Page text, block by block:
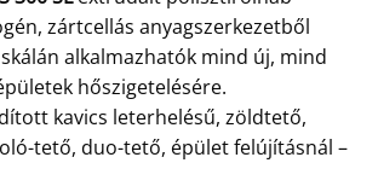
zártcellás anyagszerkezetből
alkalmazhatók mind új, mind
hőszigetelésére.
kavics leterhelésű, zöldtető,
tető, duo-tető, épület felújításnál –